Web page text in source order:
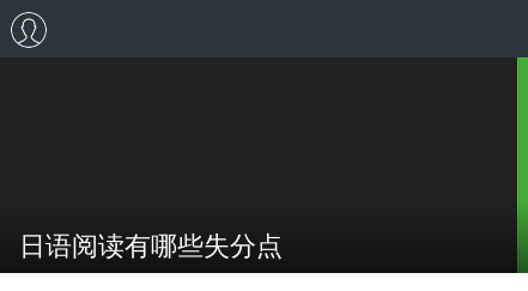
日语阅读有哪些失分点